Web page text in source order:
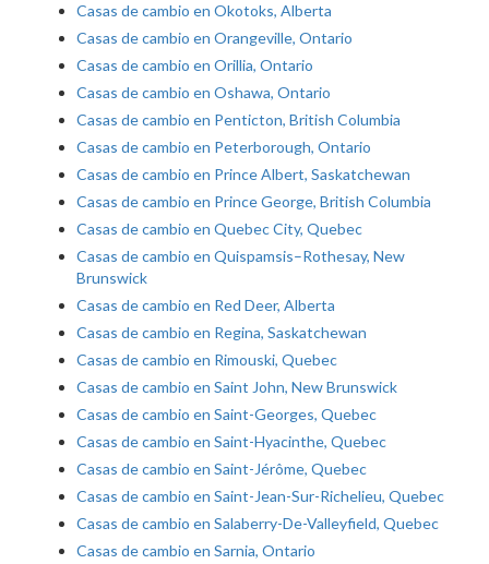
Casas de cambio en Okotoks, Alberta
Casas de cambio en Orangeville, Ontario
Casas de cambio en Orillia, Ontario
Casas de cambio en Oshawa, Ontario
Casas de cambio en Penticton, British Columbia
Casas de cambio en Peterborough, Ontario
Casas de cambio en Prince Albert, Saskatchewan
Casas de cambio en Prince George, British Columbia
Casas de cambio en Quebec City, Quebec
Casas de cambio en Quispamsis–Rothesay, New
Brunswick
Casas de cambio en Red Deer, Alberta
Casas de cambio en Regina, Saskatchewan
Casas de cambio en Rimouski, Quebec
Casas de cambio en Saint John, New Brunswick
Casas de cambio en Saint-Georges, Quebec
Casas de cambio en Saint-Hyacinthe, Quebec
Casas de cambio en Saint-Jérôme, Quebec
Casas de cambio en Saint-Jean-Sur-Richelieu, Quebec
Casas de cambio en Salaberry-De-Valleyfield, Quebec
Casas de cambio en Sarnia, Ontario